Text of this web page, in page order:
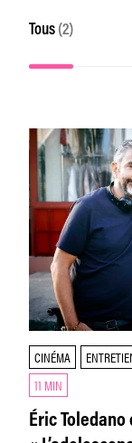
Tous (2)
CINÉMA
11 MIN
Éric